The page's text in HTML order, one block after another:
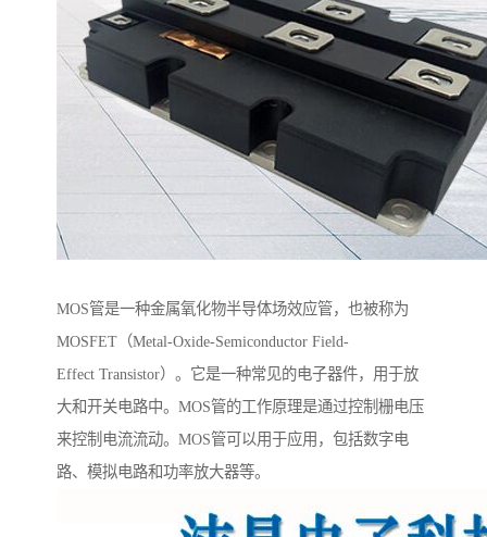
MOS管是一种金属氧化物半导体场效应管，也被称为
MOSFET（Metal-Oxide-Semiconductor Field-
Effect Transistor）。它是一种常见的电子器件，用于放
大和开关电路中。MOS管的工作原理是通过控制栅电压
来控制电流流动。MOS管可以用于应用，包括数字电
路、模拟电路和功率放大器等。